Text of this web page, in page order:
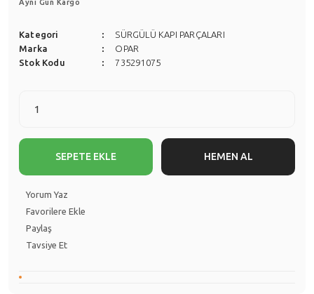
Aynı Gün Kargo
Kategori
SÜRGÜLÜ KAPI PARÇALARI
Marka
OPAR
Stok Kodu
735291075
SEPETE EKLE HEMEN AL
Yorum Yaz
Paylaş
Tavsiye Et